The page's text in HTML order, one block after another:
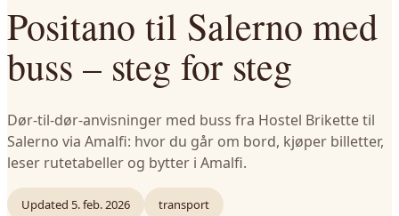
Positano til Salerno med
buss – steg for steg
Dør-til-dør-anvisninger med buss fra Hostel Brikette til
Salerno via Amalfi: hvor du går om bord, kjøper billetter,
leser rutetabeller og bytter i Amalfi.
Updated 5. feb. 2026 transport